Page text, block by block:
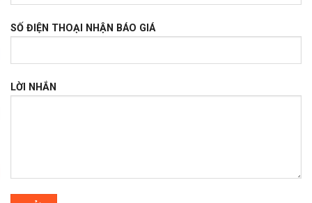
SỐ ĐIỆN THOẠI NHẬN BÁO GIÁ
LỜI NHẮN